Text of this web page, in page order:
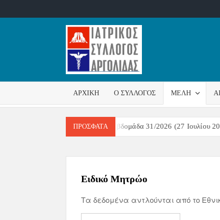
ΑΡΧΙΚΉ Ο ΣΎΛΛΟΓΟΣ ΜΈΛΗ
ΠΡΌΣΦΑΤΑ
Λοιμώξεων Εβδομάδα 31/2026 (27 Ιουλίου 2026 – 02
Ειδικό Μητρώο
Τα δεδομένα αντλούνται από το